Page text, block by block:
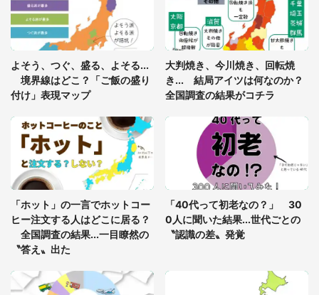
グっちゃってた〝野生の野菜〟に6.5万人戦慄
「閉所恐怖症の私は新幹線で大パニック。隣席の青
年に『手を繋いで』とお願いしたら...」 体験談に
8万人感動
7万人驚がく 「お菓子売り場ならまだしも...」「ハ
ードル高い」
あまりにも四角すぎる猫、激写される 「これもう
座布団だろ」「食パンの耳」と1.4万人困惑
よそう、つぐ、盛る、よそる...
境界線はどこ？「ご飯の盛り
付け」表現マップ
大判焼き、今川焼き、回転焼
き... 結局アイツは何なのか？
全国調査の結果がコチラ
「ホット」の一言でホットコー
ヒー注文する人はどこに居る？
全国調査の結果...一目瞭然の
〝答え〟出た
「40代って初老なの？」 30
0人に聞いた結果...世代ごとの
〝認識の差〟発覚